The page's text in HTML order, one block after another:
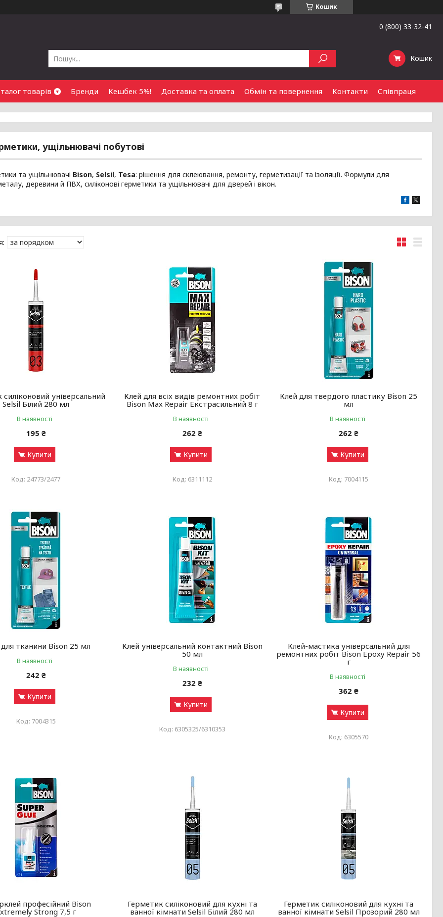
Кошик
0 (800) 33-32-41
Кошик
товарів Бренди Кешбек 5%! Доставка та оплата Обмін та повернення Контакти Співпраця
ущільнювачі побутові
та ущільнювачі Bison, Selsil, Tesa: рішення для склеювання, ремонту, герметизації та ізоляції. Формули для
деревини й ПВХ, силіконові герметики та ущільнювачі для дверей і вікон.
силіконовий універсальний
Selsil Білий 280 мл
В наявності
195 ₴
Купити
24773/2477
Клей для всіх видів ремонтних робіт
Bison Max Repair Екстрасильний 8 г
В наявності
262 ₴
Купити
6311112
Клей для твердого пластику Bison 25
мл
В наявності
262 ₴
Купити
7004115
тканини Bison 25 мл
В наявності
242 ₴
Купити
7004315
Клей універсальний контактний Bison
50 мл
В наявності
232 ₴
Купити
6305325/6310353
Клей-мастика універсальний для
ремонтних робіт Bison Epoxy Repair 56
г
В наявності
362 ₴
Купити
6305570
професійний Bison
Strong 7,5 г
Герметик силіконовий для кухні та
ванної кімнати Selsil Білий 280 мл
Герметик силіконовий для кухні та
ванної кімнати Selsil Прозорий 280 мл